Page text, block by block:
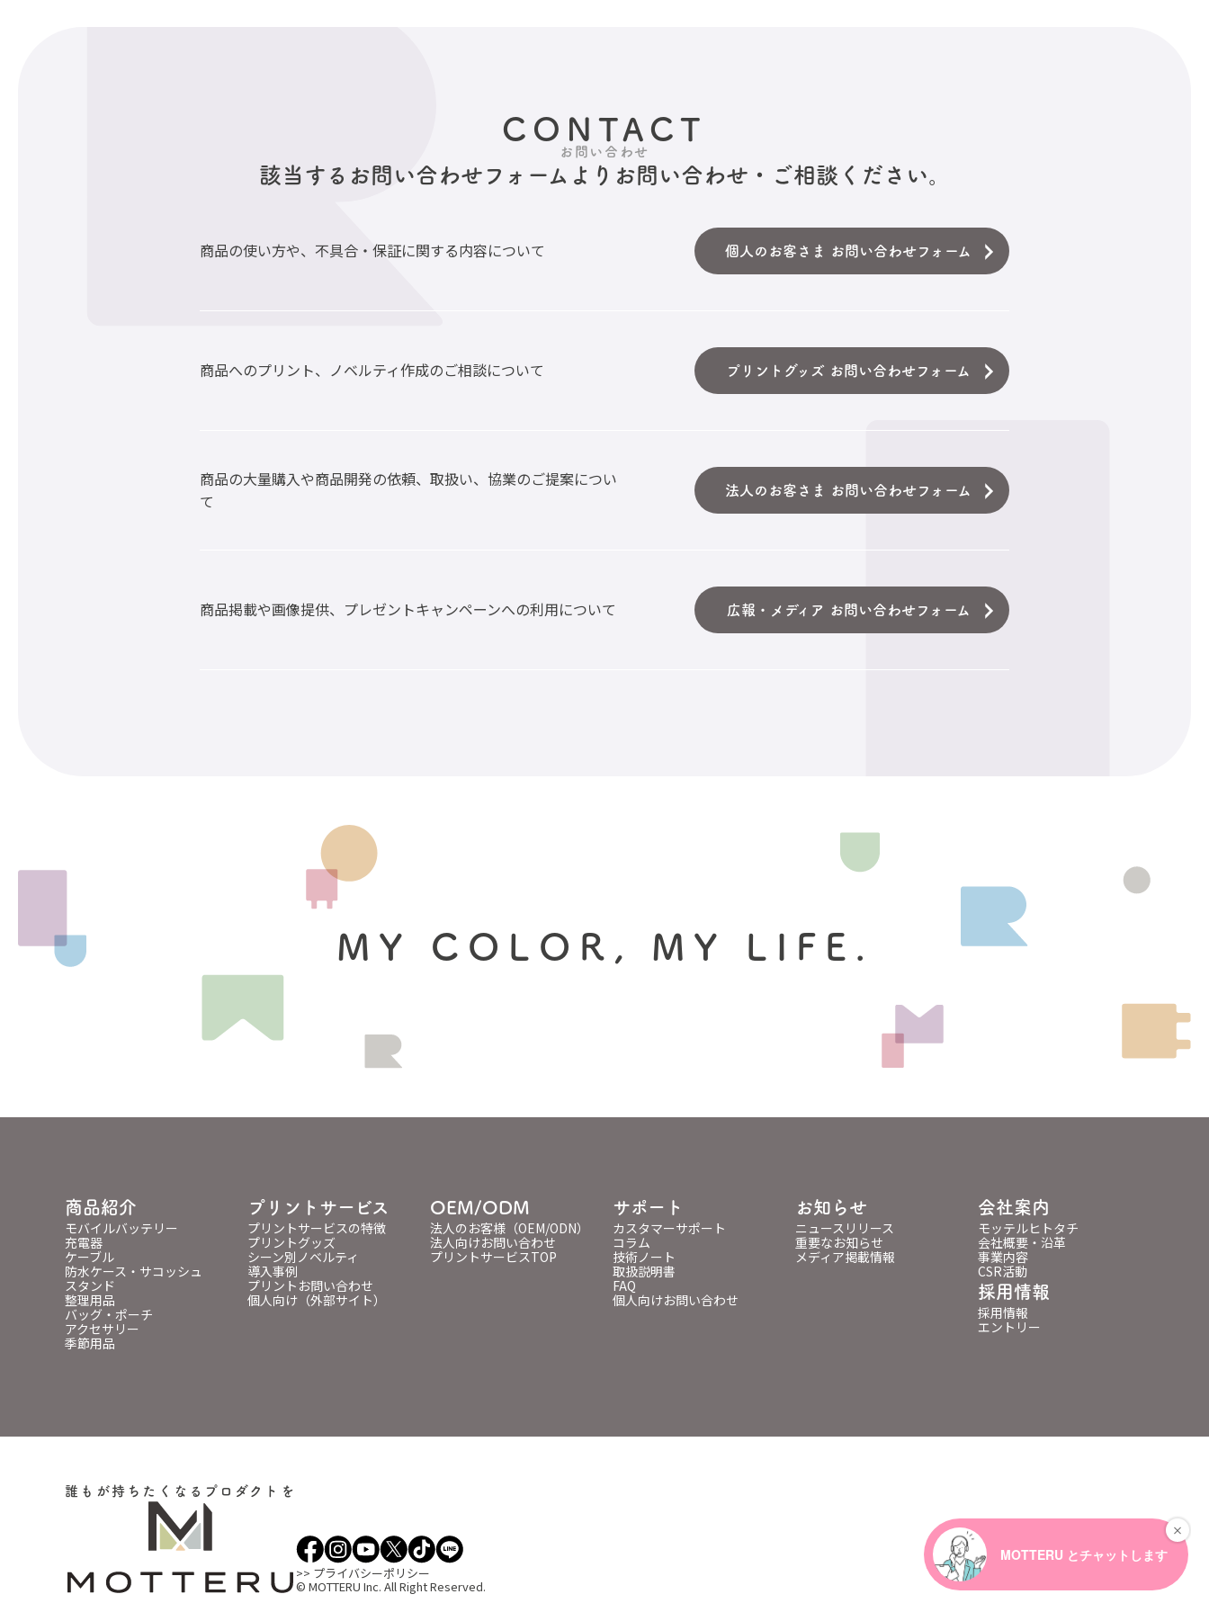
CONTACT
お問い合わせ
該当するお問い合わせフォームより お問い合わせ・ご相談ください。
商品の使い方や、不具合・保証に関する内容について 個人のお客さま お問い合わせフォーム
商品へのプリント、ノベルティ作成のご相談について プリントグッズ お問い合わせフォーム
商品の大量購入や商品開発の依頼、取扱い、協業のご提案につい
て
法人のお客さま お問い合わせフォーム
商品掲載や画像提供、プレゼントキャンペーンへの利用について 広報・メディア お問い合わせフォーム
MY COLOR, MY LIFE.
商品紹介
モバイルバッテリー
充電器
ケーブル
防水ケース・サコッシュ
スタンド
整理用品
バッグ・ポーチ
アクセサリー
季節用品
プリントサービス
プリントサービスの特徴
プリントグッズ
シーン別ノベルティ
導入事例
プリントお問い合わせ
個人向け（外部サイト）
OEM/ODM
法人のお客様（OEM/ODN）
法人向けお問い合わせ
プリントサービスTOP
サポート
カスタマーサポート
コラム
技術ノート
取扱説明書
FAQ
個人向けお問い合わせ
お知らせ
ニュースリリース
重要なお知らせ
メディア掲載情報
会社案内
モッテルヒトタチ
会社概要・沿革
事業内容
CSR活動
採用情報
採用情報
エントリー
誰もが持ちたくなるプロダクトを
>> プライバシーポリシー
© MOTTERU Inc. All Right Reserved.